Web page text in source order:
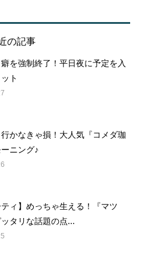
の記事
を強制終了！平日夜に予定を入
ト
行かなきゃ損！大人気『コメダ珈
ニング♪
ティ】めっちゃ生える！『マツ
タリな話題の点...